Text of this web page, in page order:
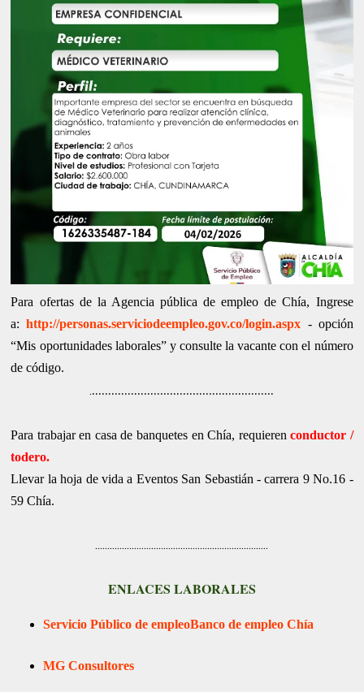
Para ofertas de la Agencia pública de empleo de Chía, Ingrese
a:http://personas.serviciodeempleo.gov.co/login.aspx - opción
“Mis oportunidades laborales” y consulte la vacante con el número
de código.
.........................................................
Para trabajar en casa de banquetes en Chía, requierenconductor /
todero.
Llevar la hoja de vida a Eventos San Sebastián - carrera 9 No.16 -
59 Chía.
.......................................................................
ENLACES LABORALES
Servicio Público de empleoBanco de empleo Chía
MG Consultores